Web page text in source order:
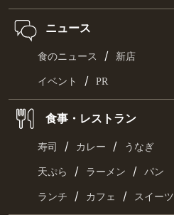
ニュース
食のニュース / 新店
イベント / PR
食事・レストラン
寿司 / カレー / うなぎ
天ぷら / ラーメン / パン
ランチ / カフェ / スイーツ